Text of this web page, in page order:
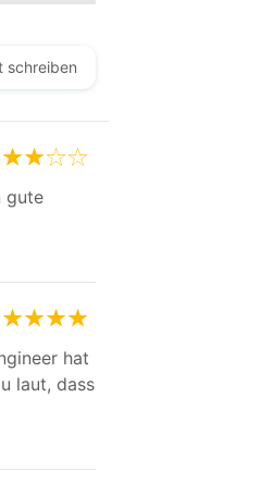
schreiben
gute
hat
laut, dass